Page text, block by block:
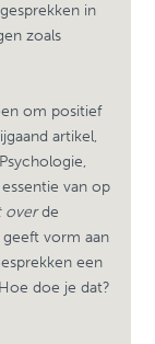
in
zoals
om positief
artikel,
van op
overde
geeft vorm aan
een
doe je dat?